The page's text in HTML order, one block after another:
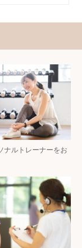
ナルトレーナーをお